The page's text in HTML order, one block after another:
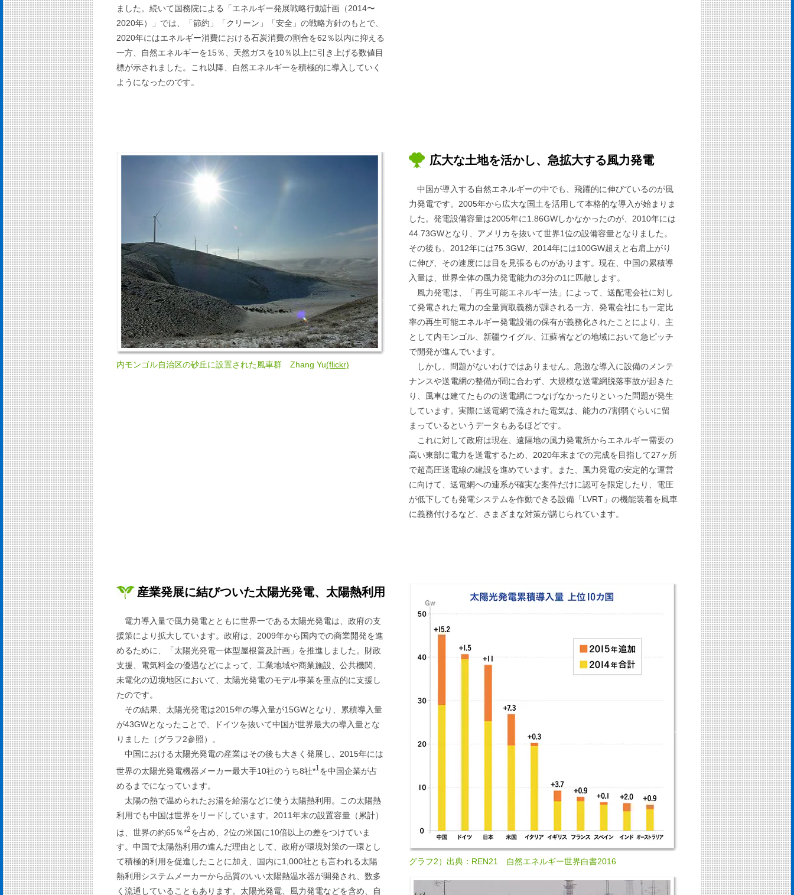
ました。続いて国務院による「エネルギー発展戦略行動計画（2014〜
2020年）」では、「節約」「クリーン」「安全」の戦略方針のもとで、
2020年にはエネルギー消費における石炭消費の割合を62％以内に抑える
一方、自然エネルギーを15％、天然ガスを10％以上に引き上げる数値目
標が示されました。これ以降、自然エネルギーを積極的に導入していく
ようになったのです。
内モンゴル自治区の砂丘に設置された風車群 Zhang Yu(flickr)
広大な土地を活かし、急拡大する風力発電
中国が導入する自然エネルギーの中でも、飛躍的に伸びているのが風
力発電です。2005年から広大な国土を活用して本格的な導入が始まりま
した。発電設備容量は2005年に1.86GWしかなかったのが、2010年には
44.73GWとなり、アメリカを抜いて世界1位の設備容量となりました。
その後も、2012年には75.3GW、2014年には100GW超えと右肩上がり
に伸び、その速度には目を見張るものがあります。現在、中国の累積導
入量は、世界全体の風力発電能力の3分の1に匹敵します。
風力発電は、「再生可能エネルギー法」によって、送配電会社に対し
て発電された電力の全量買取義務が課される一方、発電会社にも一定比
率の再生可能エネルギー発電設備の保有が義務化されたことにより、主
として内モンゴル、新疆ウイグル、江蘇省などの地域において急ピッチ
で開発が進んでいます。
しかし、問題がないわけではありません。急激な導入に設備のメンテ
ナンスや送電網の整備が間に合わず、大規模な送電網脱落事故が起きた
り、風車は建てたものの送電網につなげなかったりといった問題が発生
しています。実際に送電網で流された電気は、能力の7割弱ぐらいに留
まっているというデータもあるほどです。
これに対して政府は現在、遠隔地の風力発電所からエネルギー需要の
高い東部に電力を送電するため、2020年末までの完成を目指して27ヶ所
で超高圧送電線の建設を進めています。また、風力発電の安定的な運営
に向けて、送電網への連系が確実な案件だけに認可を限定したり、電圧
が低下しても発電システムを作動できる設備「LVRT」の機能装着を風車
に義務付けるなど、さまざまな対策が講じられています。
産業発展に結びついた太陽光発電、太陽熱利用
電力導入量で風力発電とともに世界一である太陽光発電は、政府の支
援策により拡大しています。政府は、2009年から国内での商業開発を進
めるために、「太陽光発電一体型屋根普及計画」を推進しました。財政
支援、電気料金の優遇などによって、工業地域や商業施設、公共機関、
未電化の辺境地区において、太陽光発電のモデル事業を重点的に支援し
たのです。
その結果、太陽光発電は2015年の導入量が15GWとなり、累積導入量
が43GWとなったことで、ドイツを抜いて中国が世界最大の導入量とな
りました（グラフ2参照）。
中国における太陽光発電の産業はその後も大きく発展し、2015年には
世界の太陽光発電機器メーカー最大手10社のうち8社*1 を中国企業が占
めるまでになっています。
太陽の熱で温められたお湯を給湯などに使う太陽熱利用。この太陽熱
利用でも中国は世界をリードしています。2011年末の設置容量（累計）
は、世界の約65％*2を占め、2位の米国に10倍以上の差をつけていま
す。中国で太陽熱利用の進んだ理由として、政府が環境対策の一環とし
て積極的利用を促進したことに加え、国内に1,000社とも言われる太陽
熱利用システムメーカーから品質のいい太陽熱温水器が開発され、数多
く流通していることもあります。太陽光発電、風力発電などを含め、自
グラフ2）出典：REN21 自然エネルギー世界白書2016